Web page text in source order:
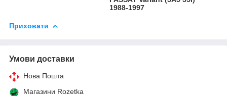
1988-1997
Приховати
Умови доставки
Нова Пошта
Магазини Rozetka